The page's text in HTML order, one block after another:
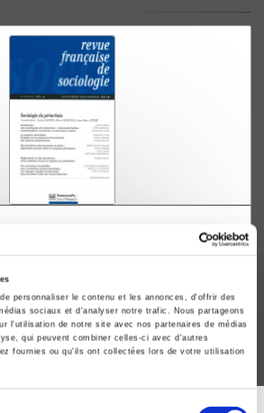
personnaliser le contenu et les annonces, d'offrir des
sociaux et d'analyser notre trafic. Nous partageons
l'utilisation de notre site avec nos partenaires de médias
qui peuvent combiner celles-ci avec d'autres
fournies ou qu'ils ont collectées lors de votre utilisation
sociologie 57-4, octobre-